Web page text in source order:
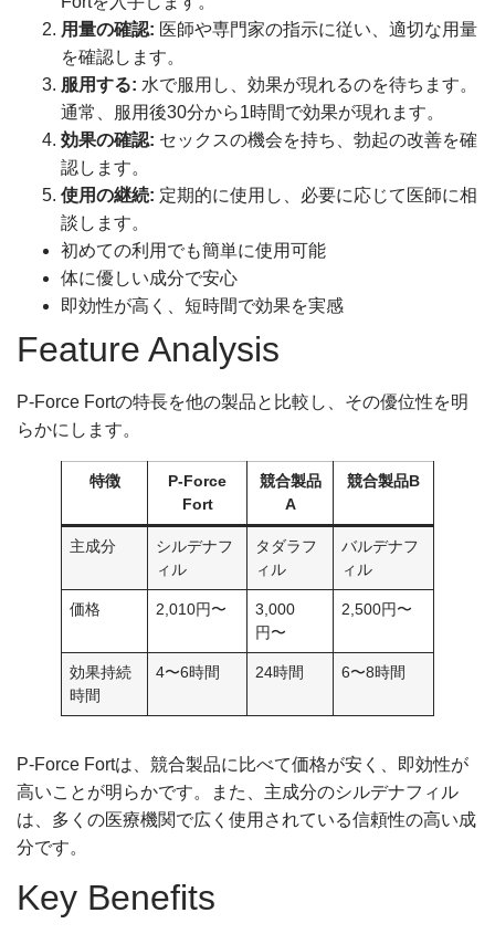
用量の確認: 医師や専門家の指示に従い、適切な用量
を確認します。
服用する: 水で服用し、効果が現れるのを待ちます。
通常、服用後30分から1時間で効果が現れます。
効果の確認: セックスの機会を持ち、勃起の改善を確
認します。
使用の継続: 定期的に使用し、必要に応じて医師に相
談します。
初めての利用でも簡単に使用可能
体に優しい成分で安心
即効性が高く、短時間で効果を実感
Feature Analysis
P-Force Fortの特長を他の製品と比較し、その優位性を明
らかにします。
特徴
P-Force
Fort
競合製品
A
競合製品B
主成分
シルデナフ
ィル
タダラフ
ィル
バルデナフ
ィル
価格 2,010円〜
3,000
円〜
2,500円〜
効果持続
時間
4〜6時間 24時間 6〜8時間
P-Force Fortは、競合製品に比べて価格が安く、即効性が
高いことが明らかです。また、主成分のシルデナフィル
は、多くの医療機関で広く使用されている信頼性の高い成
分です。
Key Benefits